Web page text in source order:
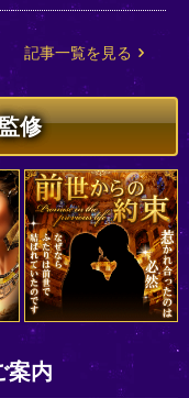
記事一覧を見る
修
案内